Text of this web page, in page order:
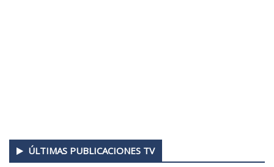
ÚLTIMAS PUBLICACIONES TV